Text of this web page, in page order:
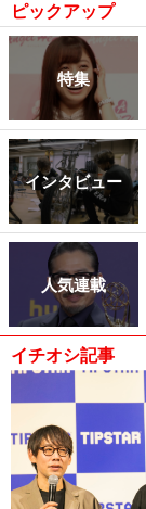
ピックアップ
特集
インタビュー
人気連載
イチオシ記事